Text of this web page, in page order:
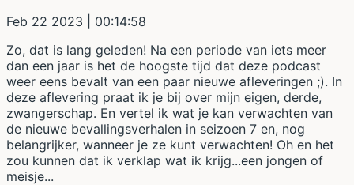
Feb 22 2023 | 00:14:58
Zo, dat is lang geleden! Na een periode van iets meer
dan een jaar is het de hoogste tijd dat deze podcast
weer eens bevalt van een paar nieuwe afleveringen ;). In
deze aflevering praat ik je bij over mijn eigen, derde,
zwangerschap. En vertel ik wat je kan verwachten van
de nieuwe bevallingsverhalen in seizoen 7 en, nog
belangrijker, wanneer je ze kunt verwachten! Oh en het
zou kunnen dat ik verklap wat ik krijg...een jongen of
meisje...